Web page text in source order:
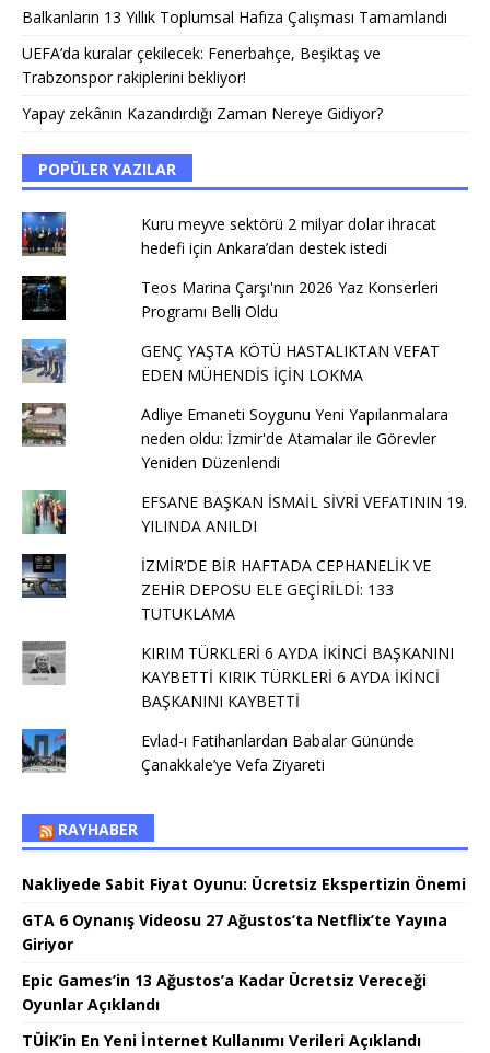
Balkanların 13 Yıllık Toplumsal Hafıza Çalışması Tamamlandı
UEFA’da kuralar çekilecek: Fenerbahçe, Beşiktaş ve
Trabzonspor rakiplerini bekliyor!
Yapay zekânın Kazandırdığı Zaman Nereye Gidiyor?
POPÜLER YAZILAR
Kuru meyve sektörü 2 milyar dolar ihracat
hedefi için Ankara’dan destek istedi
Teos Marina Çarşı'nın 2026 Yaz Konserleri
Programı Belli Oldu
GENÇ YAŞTA KÖTÜ HASTALIKTAN VEFAT
EDEN MÜHENDİS İÇİN LOKMA
Adliye Emaneti Soygunu Yeni Yapılanmalara
neden oldu: İzmir'de Atamalar ile Görevler
Yeniden Düzenlendi
EFSANE BAŞKAN İSMAİL SİVRİ VEFATININ 19.
YILINDA ANILDI
İZMİR’DE BİR HAFTADA CEPHANELİK VE
ZEHİR DEPOSU ELE GEÇİRİLDİ: 133
TUTUKLAMA
KIRIM TÜRKLERİ 6 AYDA İKİNCİ BAŞKANINI
KAYBETTİ KIRIK TÜRKLERİ 6 AYDA İKİNCİ
BAŞKANINI KAYBETTİ
Evlad-ı Fatihanlardan Babalar Gününde
Çanakkale’ye Vefa Ziyareti
RAYHABER
Nakliyede Sabit Fiyat Oyunu: Ücretsiz Ekspertizin Önemi
GTA 6 Oynanış Videosu 27 Ağustos’ta Netflix’te Yayına
Giriyor
Epic Games’in 13 Ağustos’a Kadar Ücretsiz Vereceği
Oyunlar Açıklandı
TÜİK’in En Yeni İnternet Kullanımı Verileri Açıklandı